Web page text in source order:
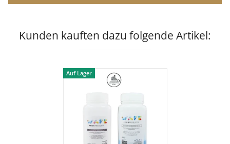
Kunden kauften dazu folgende Artikel:
Auf Lager